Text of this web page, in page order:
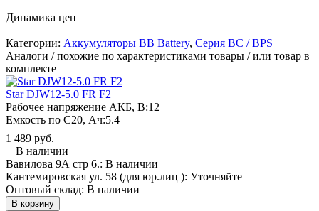
Динамика цен
Категории: Аккумуляторы BB Battery, Серия BC / BPS
Аналоги / похожие по характеристиками товары / или товар в
комплекте
Star DJW12-5.0 FR F2
Рабочее напряжение АКБ, B:12
Емкость по С20, Ач:5.4
1 489 руб.
В наличии
Вавилова 9А стр 6.: В наличии
Кантемировская ул. 58 (для юр.лиц ): Уточняйте
Оптовый склад: В наличии
В корзину